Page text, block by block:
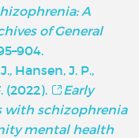
A
of General
Hansen, J. P.,
(2022).
Early
schizophrenia
mental health